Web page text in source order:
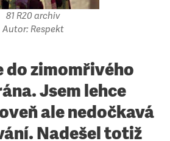
81 R20 archiv
Autor: Respekt
do zimomřivého
Jsem lehce
ale nedočkavá
Nadešel totiž